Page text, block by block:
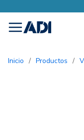
menu
Inicio / Productos /